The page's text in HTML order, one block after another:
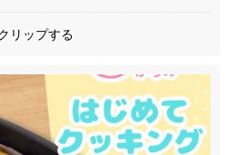
リップする